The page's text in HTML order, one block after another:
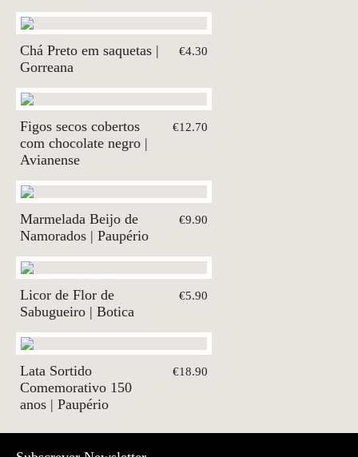
Chá Preto em saquetas |
Gorreana
€4.30
Figos secos cobertos
com chocolate negro |
Avianense
€12.70
Marmelada Beijo de
Namorados | Paupério
€9.90
Licor de Flor de
Sabugueiro | Botica
€5.90
Lata Sortido
Comemorativo 150
anos | Paupério
€18.90